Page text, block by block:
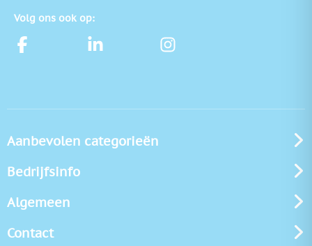
Volg ons ook op:
Aanbevolen categorieën
Bedrijfsinfo
Algemeen
Contact